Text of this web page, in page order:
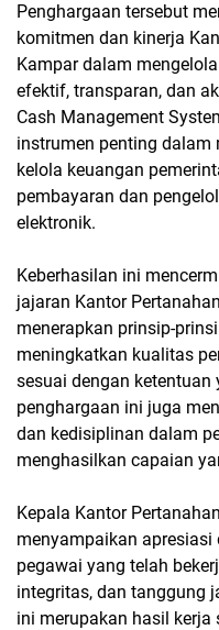
Penghargaan tersebut
komitmen dan kinerja
Kampar dalam
efektif, transparan, dan
Cash Management
instrumen penting
kelola keuangan
pembayaran dan
elektronik.
Keberhasilan ini
jajaran Kantor
menerapkan prinsip-
meningkatkan kualitas
sesuai dengan ketentuan
penghargaan ini juga
dan kedisiplinan dalam
menghasilkan capaian
Kepala Kantor
menyampaikan
pegawai yang telah
integritas, dan tanggung
ini merupakan hasil